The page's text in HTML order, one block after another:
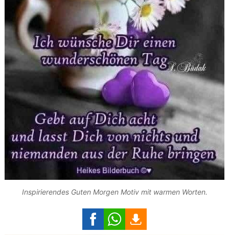
Inspirierendes Guten Morgen Motiv mit warmen Worten.